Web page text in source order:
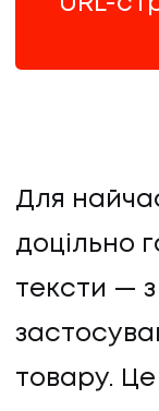
Для
доцільно
тексти —
товару.